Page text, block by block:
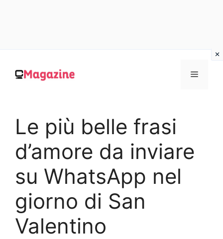
contenuto
MENU
Le più belle frasi
d’amore da inviare
su WhatsApp nel
giorno di San
Valentino